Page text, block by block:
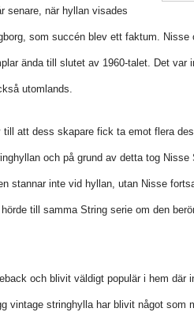
senare, när hyllan visades
som succén blev ett faktum.
ända till slutet av 1960-talet. Det var
utomlands.
till att dess skapare fick ta emot flera
och på grund av detta tog
stannar inte vid hyllan, utan Nisse
till samma String serie om den
och blivit väldigt populär i hem där
vintage stringhylla har blivit något som